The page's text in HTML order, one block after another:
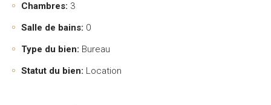
Chambres: 3
Salle de bains: 0
Type du bien: Bureau
Statut du bien: Location